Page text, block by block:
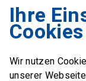
E-Mail
Ihre
Wir nutzen
unserer